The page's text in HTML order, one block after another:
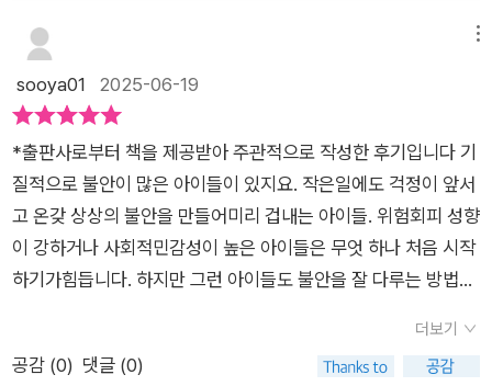
가 느끼는 다양한 불안 상황과 그때의 생각들을 섬세하게 담고 있
어요.불안감을 이야기하는 아이에게 “그런 일은 안 일어나”라는
와 함께 불안이 무엇인지 알아보고, 불안을 느낄 때 뇌에서 일어
아이의 몸과 마음에 어떤 영향을 줄까요?심장이 두근거리고 머
리가 지끈거려서 아무것도 못 하겠는 느낌.책 속에서는 이런 불안
을 뇌 속 ‘편도체’의 작용이라고 설명하고, 이를 아이가 이해하기
쉽도록 ‘아몬드 대장’이라 부릅니다. 그리고 아몬드 대장을 달래
는 6가지 진정 방법을 그림과 함께 제시하여, 아이가 스스로 불안
는 건 잘못된 걸까요?”이 책에서 가장 인상 깊었던 문장은 바로
sooya01 2025-06-19
*출판사로부터 책을 제공받아 주관적으로 작성한 후기입니다 기
질적으로 불안이 많은 아이들이 있지요. 작은일에도 걱정이 앞서
고 온갖 상상의 불안을 만들어미리 겁내는 아이들. 위험회피 성향
이 강하거나 사회적민감성이 높은 아이들은 무엇 하나 처음 시작
하기가힘듭니다. 하지만 그런 아이들도 불안을 잘 다루는 방법을
불안은 없애야 하는 대상이 아니라 이해하고 다뤄야 하는 대상이
라는 것, 저도 책을 읽으며 이제야 조금쯤 이해하고 연습해가는
더보기
공감 (0) 댓글 (0)